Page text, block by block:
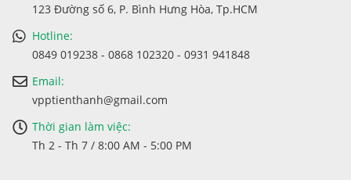
123 Đường số 6, P. Bình Hưng Hòa, Tp.HCM
Hotline:
0849 019238 - 0868 102320 - 0931 941848
Email:
vpptienthanh@gmail.com
Thời gian làm việc:
Th 2 - Th 7 / 8:00 AM - 5:00 PM